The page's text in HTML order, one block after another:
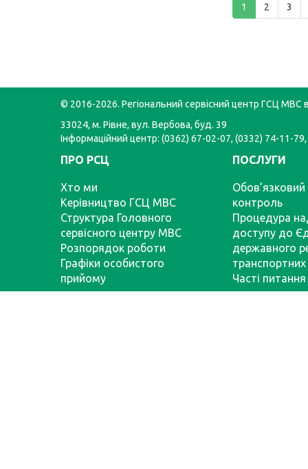
1 2 3
© 2016-2026. Регіональний сервісний центр ГСЦ МВС
33024, м. Рівне, вул. Вербова, буд. 39
Інформаційний центр: (0362) 67-02-07, (0332) 74-11-
ПРО РСЦ
Хто ми
Керівництво ГСЦ МВС
Структура Головного
сервісного центру МВС
Розпорядок роботи
Графіки особистого
прийому
ПОСЛУГИ
Обов’язковий
контроль
Процедура
доступу до
державного
транспортних
Часті питання